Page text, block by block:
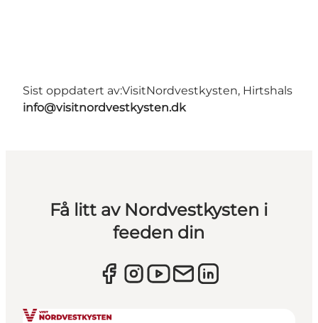
Sist oppdatert av:VisitNordvestkysten, Hirtshals
info@visitnordvestkysten.dk
Få litt av Nordvestkysten i
feeden din